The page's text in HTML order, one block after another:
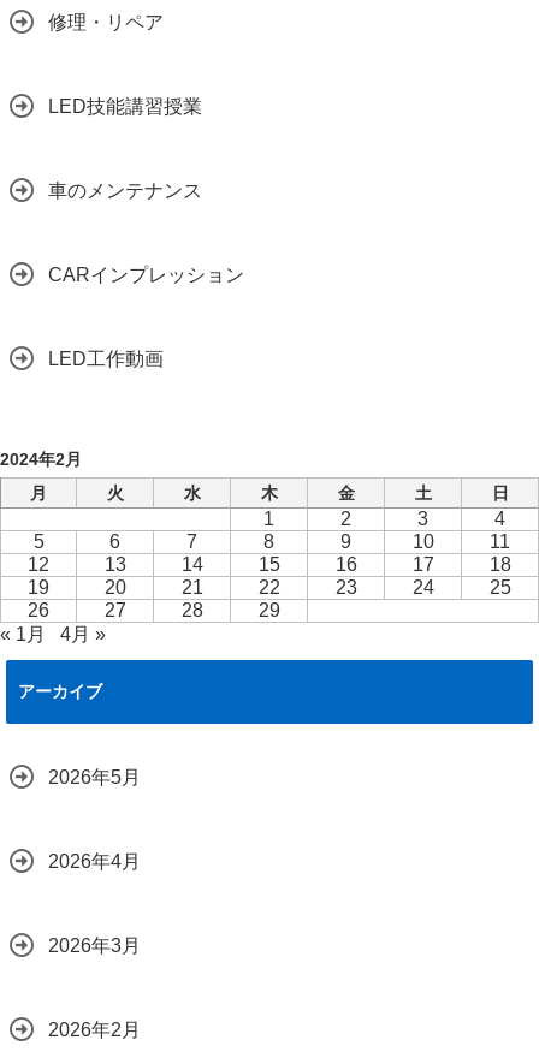
修理・リペア
LED技能講習授業
車のメンテナンス
CARインプレッション
LED工作動画
2024年2月
月
火 水 木 金 土 日
1 2 3
4
5
6 7 8 9 10
11
12
13 14 15 16 17
18
19
20 21 22 23 24
25
26
27 28
29
« 1月
4月 »
アーカイブ
2026年5月
2026年4月
2026年3月
2026年2月